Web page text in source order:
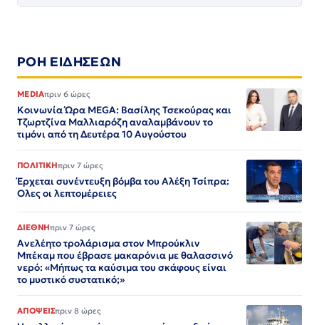
ΡΟΗ ΕΙΔΗΣΕΩΝ
MEDIAπριν 6 ώρες
Κοινωνία Ώρα MEGA: Βασίλης Τσεκούρας και
Τζωρτζίνα Μαλλιαρόζη αναλαμβάνουν το
τιμόνι από τη Δευτέρα 10 Αυγούστου
ΠΟΛΙΤΙΚΗπριν 7 ώρες
Έρχεται συνέντευξη βόμβα του Αλέξη Τσίπρα:
Ολες οι λεπτομέρειες
ΔΙΕΘΝΗπριν 7 ώρες
Ανελέητο τρολάρισμα στον Μπρούκλιν
Μπέκαμ που έβρασε μακαρόνια με θαλασσινό
νερό: «Μήπως τα καύσιμα του σκάφους είναι
το μυστικό συστατικό;»
ΑΠΟΨΕΙΣπριν 8 ώρες